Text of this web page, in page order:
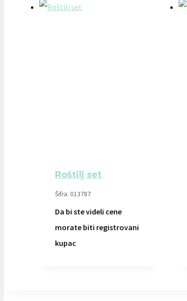
Roštilj set
Šifra: 013787
Da bi ste videli cene
morate biti registrovani
kupac